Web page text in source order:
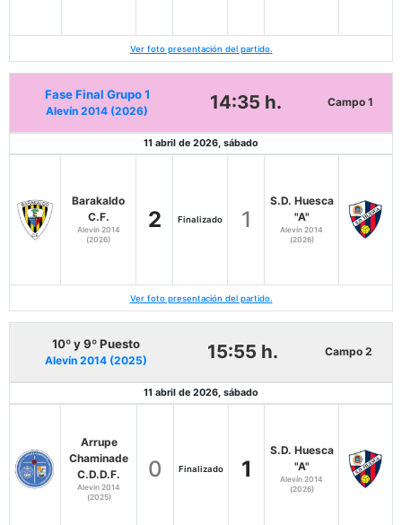
Ver foto presentación del partido.
Fase Final Grupo 1
Alevín 2014 (2026) 14:35 h. Campo 1
11 abril de 2026, sábado
Barakaldo
C.F.
Alevín 2014
(2026)
2 Finalizado 1
S.D. Huesca
"A"
Alevín 2014
(2026)
Ver foto presentación del partido.
10º y 9º Puesto
Alevín 2014 (2025) 15:55 h. Campo 2
11 abril de 2026, sábado
Arrupe
Chaminade
C.D.D.F.
Alevín 2014
(2025)
0 Finalizado 1
S.D. Huesca
"A"
Alevín 2014
(2026)